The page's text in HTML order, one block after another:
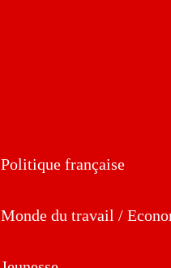
Politique française
Monde du travail /